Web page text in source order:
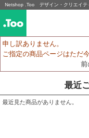
Netshop .Too デザイン・クリエイテ
申し訳ありません。
ご指定の商品ページはただ
前
最近
最近見た商品がありません。